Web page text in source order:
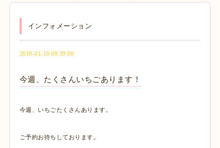
インフォメーション
2018-01-19 09:39:00
今週、たくさんいちごあります！
今週、いちごたくさんあります。
ご予約お待ちしております。